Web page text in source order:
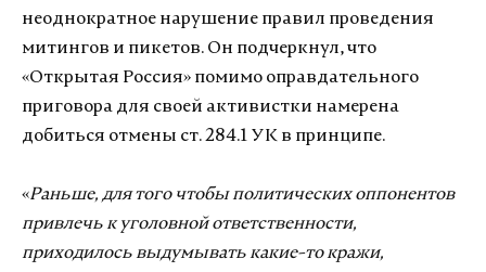
неоднократное нарушение правил проведения
митингов и пикетов. Он подчеркнул, что
«Открытая Россия» помимо оправдательного
приговора для своей активистки намерена
добиться отмены ст. 284.1 УК в принципе.
«Раньше, для того чтобы политических оппонентов
привлечь к уголовной ответственности,
приходилось выдумывать какие-то кражи,